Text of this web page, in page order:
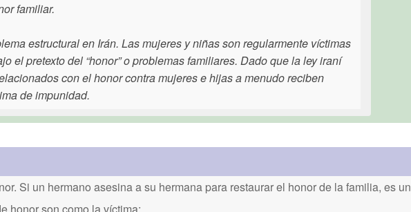
familiar.
estructural en Irán. Las mujeres y niñas son regularmente víctimas
el pretexto del “honor” o problemas familiares. Dado que la ley iraní
con el honor contra mujeres e hijas a menudo reciben
de impunidad.
Si un hermano asesina a su hermana para restaurar el honor de la familia, es un